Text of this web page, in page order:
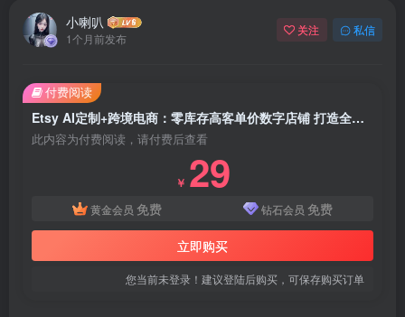
小喇叭
1个月前发布
关注 私信
Etsy AI定制+跨境电商：零库存高客单价数字店铺 打造全球热销爆款
此内容为付费阅读，请付费后查看
￥ 29
黄金会员 免费 钻石会员 免费
立即购买
您当前未登录！建议登陆后购买，可保存购买订单
付费阅读